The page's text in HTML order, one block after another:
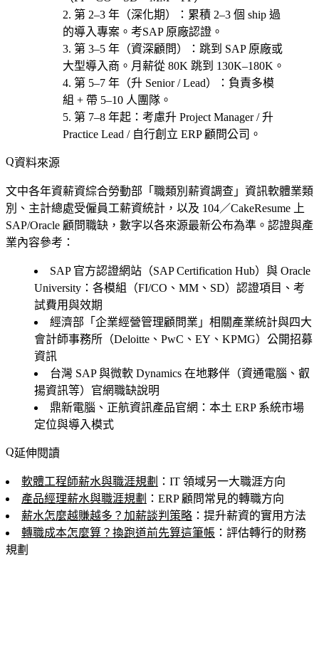
第 2–3 年（深化期）
：累積 2–3 個 ship 過
的導入專案。考SAP 原廠認證 。
第 3–5 年（資深顧問）
：跳到 SAP 原廠或
大型導入商。月薪從 80K 跳到 130K–180K。
第 5–7 年（升 Senior / Lead）
：負責多模
組 + 帶 5–10 人團隊。
第 7–8 年起 ：考慮升 Project Manager / 升
Practice Lead / 自行創立 ERP 顧問公司 。
資料來源
文中各年資薪資綜合勞動部「職類別薪資調查」資訊軟體業類
別、主計總處受僱員工薪資統計，以及 104／CakeResume 上
SAP/Oracle 顧問職缺，數字以各來源最新公布為準。認證與產
業內容參考：
SAP 官方認證網站（SAP Certification Hub）與 Oracle
University：各模組（FI/CO、MM、SD）認證項目、考
試費用與效期
經濟部「企業經營管理顧問業」相關產業統計與四大
會計師事務所（Deloitte、PwC、EY、KPMG）公開招募
資訊
台灣 SAP 與微軟 Dynamics 在地夥伴（資通電腦、叡
揚資訊等）官網職缺說明
鼎新電腦、正航資訊產品官網：本土 ERP 系統市場
定位與導入模式
延伸閱讀
軟體工程師薪水與職涯規劃 ：IT 領域另一大職涯方向
產品經理薪水與職涯規劃 ：ERP 顧問常見的轉職方向
薪水怎麼越賺越多？加薪談判策略 ：提升薪資的實用方法
轉職成本怎麼算？換跑道前先算這筆帳 ：評估轉行的財務
規劃